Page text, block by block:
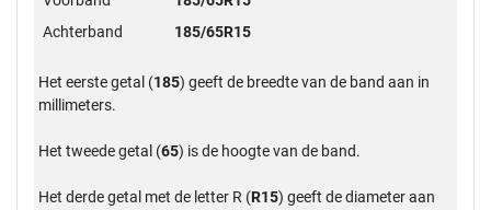
Achterband
185/65R15
Het eerste getal (185) geeft de breedte van de band aan in
millimeters.
Het tweede getal (65) is de hoogte van de band.
Het derde getal met de letter R (R15) geeft de diameter aan